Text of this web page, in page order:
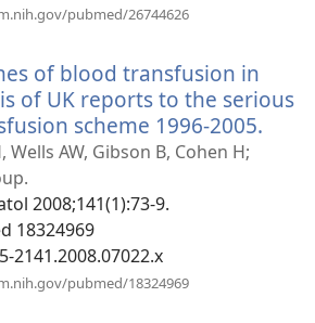
pubmed/26744626
fenêtre)
of blood transfusion in
of UK reports to the serious
scheme 1996-2005.
Wells AW, Gibson B, Cohen H;
2008;141(1):73-9.
18324969
2141.2008.07022.x
pubmed/18324969